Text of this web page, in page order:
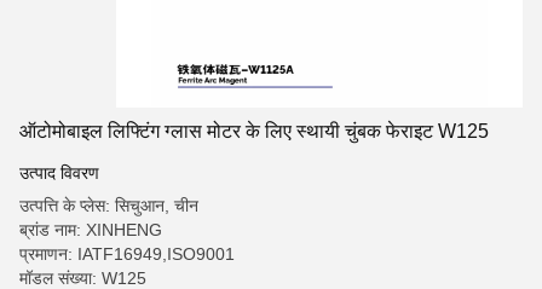
ऑटोमोबाइल लिफ्टिंग ग्लास मोटर के लिए स्थायी चुंबक फेराइट W125
उत्पाद विवरण
उत्पत्ति के प्लेस: सिचुआन, चीन
ब्रांड नाम: XINHENG
प्रमाणन: IATF16949,ISO9001
मॉडल संख्या: W125